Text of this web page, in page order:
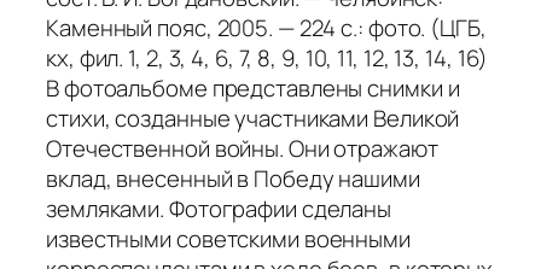
Каменный пояс, 2005. — 224 с.: фото. (ЦГБ,
кх, фил. 1, 2, 3, 4, 6, 7, 8, 9, 10, 11, 12, 13, 14, 16)
В фотоальбоме представлены снимки и
стихи, созданные участниками Великой
Отечественной войны. Они отражают
вклад, внесенный в Победу нашими
земляками. Фотографии сделаны
известными советскими военными